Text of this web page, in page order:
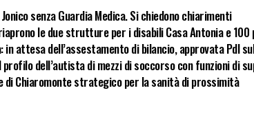
senza Guardia Medica. Si chiedono chiarimenti
le due strutture per i disabili Casa Antonia e 100
in attesa dell’assestamento di bilancio, approvata Pdl
dell’autista di mezzi di soccorso con funzioni di
di Chiaromonte strategico per la sanità di prossimità